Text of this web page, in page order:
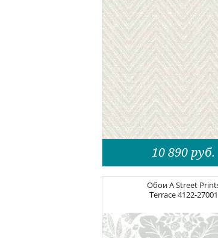
10 890 руб.
ОбоиA Street
Terrace4122-27001